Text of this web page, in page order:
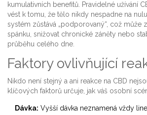
kumulativních benefitů. Pravidelné užívání
vést k tomu, že tělo nikdy nespadne na
systém zůstává „podporovaný“, což může
spánku, snižovat chronické záněty nebo
průběhu celého dne.
Faktory ovlivňující
Nikdo není stejný a ani reakce na CBD
klíčových faktorů určuje, jak váš osobní
Dávka: Vyšší dávka neznamená vždy